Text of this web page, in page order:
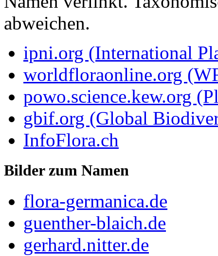
abweichen.
ipni.org (International
worldfloraonline.org
powo.science.kew.org
gbif.org (Global
InfoFlora.ch
Bilder zum Namen
flora-germanica.de
guenther-blaich.de
gerhard.nitter.de